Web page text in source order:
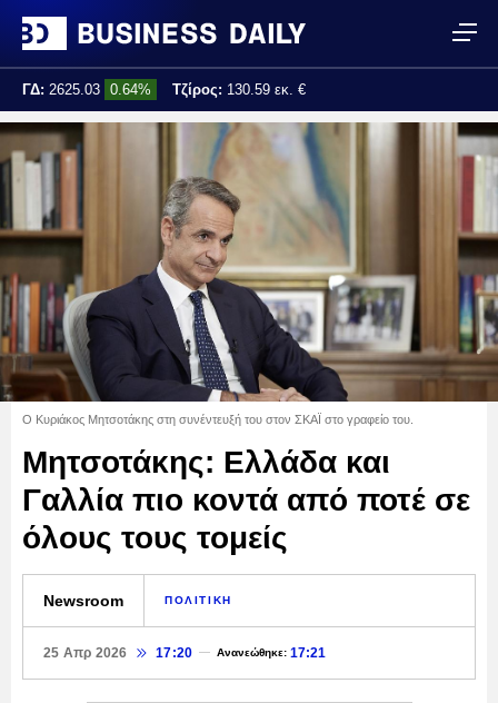
ΓΔ: 2625.03 0.64% Τζίρος: 130.59 εκ. €
Τελ. ενημέρωση:
Ο Κυριάκος Μητσοτάκης στη συνέντευξή του στον ΣΚΑΪ στο γραφείο του.
Μητσοτάκης: Ελλάδα και
Γαλλία πιο κοντά από ποτέ σε
όλους τους τομείς
Newsroom ΠΟΛΙΤΙΚΗ
25 Απρ 2026 17:20 Ανανεώθηκε: 17:21